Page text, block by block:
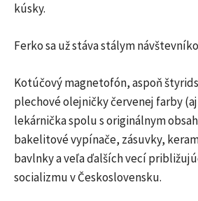
kúsky.
Ferko sa už stáva stálym
Kotúčový magnetofón, aspoň
plechové olejničky červenej farby
lekárnička spolu s originálnym
bakelitové vypínače, zásuvky,
bavlnky a veľa ďalších vecí
socializmu v Československu.